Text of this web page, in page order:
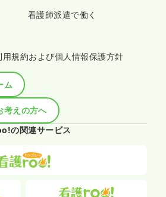
看護師派遣で働く
規約および個人情報保護方針
ム
考えの方へ
の関連サービス